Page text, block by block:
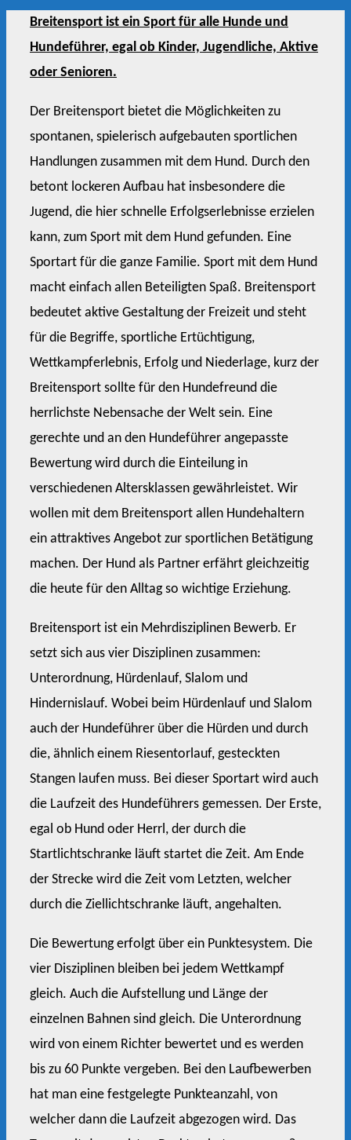
Breitensport ist ein Sport für alle Hunde und
Hundeführer, egal ob Kinder, Jugendliche, Aktive
oder Senioren.
Der Breitensport bietet die Möglichkeiten zu
spontanen, spielerisch aufgebauten sportlichen
Handlungen zusammen mit dem Hund. Durch den
betont lockeren Aufbau hat insbesondere die
Jugend, die hier schnelle Erfolgserlebnisse erzielen
kann, zum Sport mit dem Hund gefunden. Eine
Sportart für die ganze Familie. Sport mit dem Hund
macht einfach allen Beteiligten Spaß. Breitensport
bedeutet aktive Gestaltung der Freizeit und steht
für die Begriffe, sportliche Ertüchtigung,
Wettkampferlebnis, Erfolg und Niederlage, kurz der
Breitensport sollte für den Hundefreund die
herrlichste Nebensache der Welt sein. Eine
gerechte und an den Hundeführer angepasste
Bewertung wird durch die Einteilung in
verschiedenen Altersklassen gewährleistet. Wir
wollen mit dem Breitensport allen Hundehaltern
ein attraktives Angebot zur sportlichen Betätigung
machen. Der Hund als Partner erfährt gleichzeitig
die heute für den Alltag so wichtige Erziehung.
Breitensport ist ein Mehrdisziplinen Bewerb. Er
setzt sich aus vier Disziplinen zusammen:
Unterordnung, Hürdenlauf, Slalom und
Hindernislauf. Wobei beim Hürdenlauf und Slalom
auch der Hundeführer über die Hürden und durch
die, ähnlich einem Riesentorlauf, gesteckten
Stangen laufen muss. Bei dieser Sportart wird auch
die Laufzeit des Hundeführers gemessen. Der Erste,
egal ob Hund oder Herrl, der durch die
Startlichtschranke läuft startet die Zeit. Am Ende
der Strecke wird die Zeit vom Letzten, welcher
durch die Ziellichtschranke läuft, angehalten.
Die Bewertung erfolgt über ein Punktesystem. Die
vier Disziplinen bleiben bei jedem Wettkampf
gleich. Auch die Aufstellung und Länge der
einzelnen Bahnen sind gleich. Die Unterordnung
wird von einem Richter bewertet und es werden
bis zu 60 Punkte vergeben. Bei den Laufbewerben
hat man eine festgelegte Punkteanzahl, von
welcher dann die Laufzeit abgezogen wird. Das